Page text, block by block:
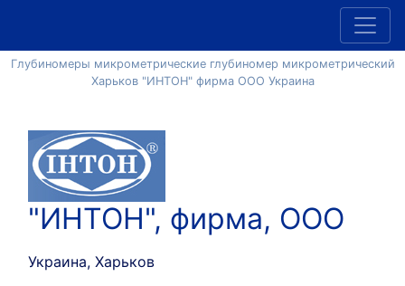
Глубиномеры микрометрические глубиномер микрометрический
Харьков "ИНТОН" фирма ООО Украина
"ИНТОН", фирма, ООО
Украина, Харьков